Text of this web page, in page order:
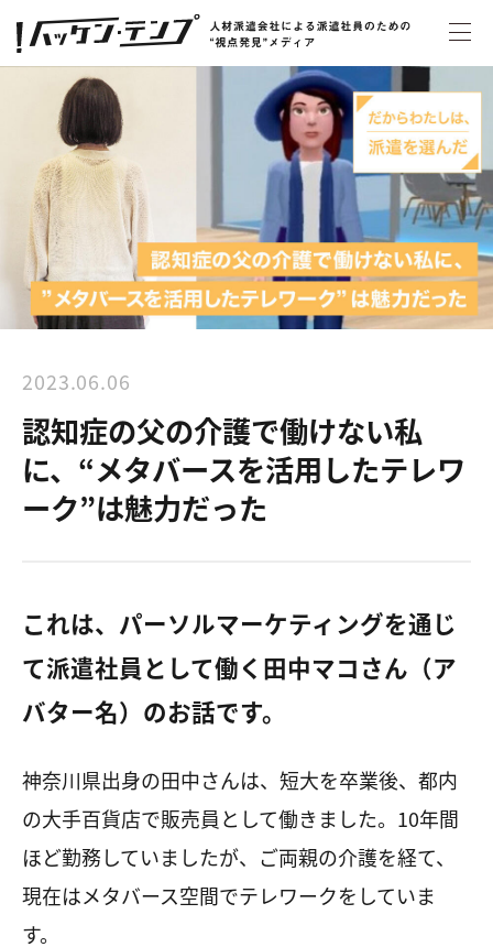
2023.06.06
認知症の父の介護で働けない私
に、“メタバースを活用したテレワ
ーク”は魅力だった
これは、パーソルマーケティングを通じ
て派遣社員として働く田中マコさん（ア
バター名）のお話です。
神奈川県出身の田中さんは、短大を卒業後、都内
の大手百貨店で販売員として働きました。 10年間
ほど勤務していましたが、ご両親の介護を経て、
現在はメタバース空間でテレワークをしていま
す。